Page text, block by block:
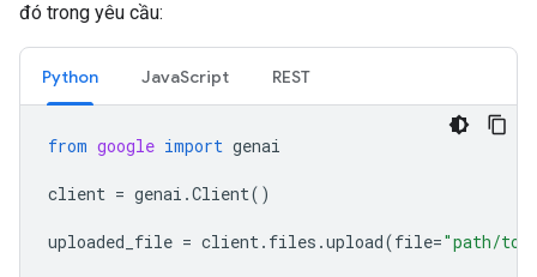
đó trong yêu cầu:
Python JavaScript REST
from google import genai
client = genai .Client()
uploaded_file = client. files .upload(file="path/to/